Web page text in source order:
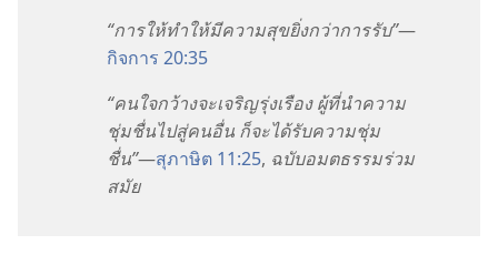
“การให้ทำให้มีความสุขยิ่งกว่าการรับ”—
กิจการ 20:35
“คนใจกว้างจะเจริญรุ่งเรือง ผู้ที่นำความ
ชุ่มชื่นไปสู่คนอื่น ก็จะได้รับความชุ่ม
ชื่น”—สุภาษิต 11:25, ฉบับอมตธรรมร่วม
สมัย